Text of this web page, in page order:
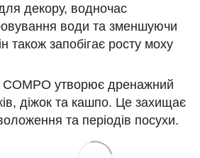
декору, водночас
води та зменшуючи
також запобігає росту моху
COMPO утворює дренажний
діжок та кашпо. Це захищає
та періодів посухи.